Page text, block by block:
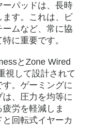
ーパッドは、長時
ます。これは、ビ
ムなど、常に協
に重要です。
とZone Wired
視して設計されて
。ゲーミングに
、圧力を均等に
労を軽減しま
回転式イヤーカ